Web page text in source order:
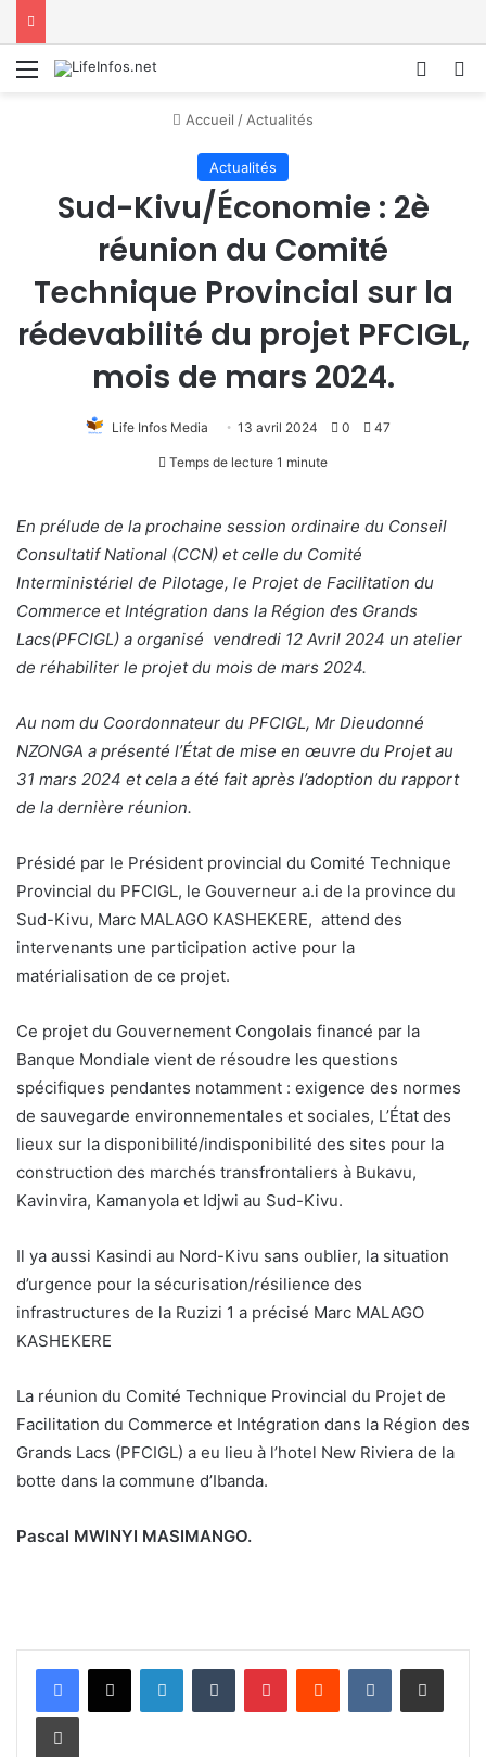
Menu
Accueil / Actualités
Actualités
Sud-Kivu/Économie : 2è
réunion du Comité
Technique Provincial sur la
rédevabilité du projet PFCIGL,
mois de mars 2024.
Life Infos Media 13 avril 2024 0 47
Temps de lecture 1 minute
En prélude de la prochaine session ordinaire du Conseil
Consultatif National (CCN) et celle du Comité
Interministériel de Pilotage, le Projet de Facilitation du
Commerce et Intégration dans la Région des Grands
Lacs(PFCIGL) a organisé vendredi 12 Avril 2024 un atelier
de réhabiliter le projet du mois de mars 2024.
Au nom du Coordonnateur du PFCIGL, Mr Dieudonné
NZONGA a présenté l’État de mise en œuvre du Projet au
31 mars 2024 et cela a été fait après l’adoption du rapport
de la dernière réunion.
Présidé par le Président provincial du Comité Technique
Provincial du PFCIGL, le Gouverneur a.i de la province du
Sud-Kivu, Marc MALAGO KASHEKERE, attend des
intervenants une participation active pour la
matérialisation de ce projet.
Ce projet du Gouvernement Congolais financé par la
Banque Mondiale vient de résoudre les questions
spécifiques pendantes notamment : exigence des normes
de sauvegarde environnementales et sociales, L’État des
lieux sur la disponibilité/indisponibilité des sites pour la
construction des marchés transfrontaliers à Bukavu,
Kavinvira, Kamanyola et Idjwi au Sud-Kivu.
Il ya aussi Kasindi au Nord-Kivu sans oublier, la situation
d’urgence pour la sécurisation/résilience des
infrastructures de la Ruzizi 1 a précisé Marc MALAGO
KASHEKERE
La réunion du Comité Technique Provincial du Projet de
Facilitation du Commerce et Intégration dans la Région des
Grands Lacs (PFCIGL) a eu lieu à l’hotel New Riviera de la
botte dans la commune d’Ibanda.
Pascal MWINYI MASIMANGO.